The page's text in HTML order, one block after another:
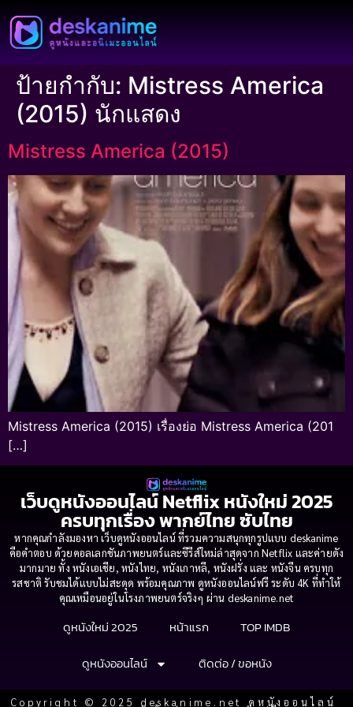
ป้ายกำกับ: Mistress America
(2015) นักแสดง
Mistress America (2015)
Mistress America (2015) เรื่องย่อ Mistress America (201
[…]
เว็บดูหนังออนไลน์ Netflix หนังใหม่ 2025
ครบทุกเรื่อง พากย์ไทย ซับไทย
หากคุณกำลังมองหา เว็บดูหนังออนไลน์ ที่รวมความสนุกทุกรูปแบบ deskanime
คือคำตอบ ด้วยคอลเลกชันภาพยนตร์และซีรีส์ใหม่ล่าสุดจาก Netflix และค่ายดัง
มากมาย ทั้ง หนังเอเชีย, หนังไทย, หนังเกาหลี, หนังฝรั่ง และ หนังจีน ครบทุก
รสชาติ รับชมได้แบบไม่สะดุด พร้อมคุณภาพ ดูหนังออนไลน์ฟรี ระดับ 4K ที่ทำให้
คุณเหมือนอยู่ในโรงภาพยนตร์จริงๆ ผ่าน deskanime.net
ดูหนังใหม่ 2025 หน้าแรก
TOP IMDB
ดูหนังออนไลน์
ติดต่อ / ขอหนัง
Copyright © 2025 deskanime.net ดูหนังออนไลน์